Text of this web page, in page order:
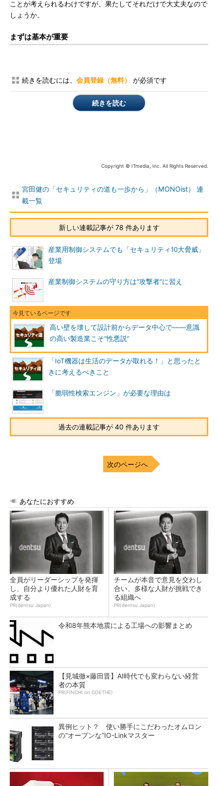
ことが考えられるわけですが、果たしてそれだけで大丈夫なので
しょうか。
まずは基本が重要
続きを読むには、 会員登録（無料） が必須です
続きを読む
Copyright © ITmedia, Inc. All Rights Reserved.
宮田健の「セキュリティの道も一歩から」（MONOist） 連
載一覧
新しい連載記事が 78 件あります
産業用制御システムでも「セキュリティ10大脅威」
登場
産業制御システムの守り方は“攻撃者”に習え
高い壁を壊して設計前からデータ中心で――意識
の高い製造業こそ“性悪説”
「IoT機器は生活のデータが取れる！」と思ったと
きに考えるべきこと
「脆弱性検索エンジン」が必要な理由は
過去の連載記事が 40 件あります
次のページへ
あなたにおすすめ
全員がリーダーシップを発揮
し、自分より優れた人財を育
成する
PR(dentsu Japan)
チームが本音で意見を交わし
合い、多様な人財が挑戦でき
る組織へ
PR(dentsu Japan)
令和8年熊本地震による工場への影響まとめ
【見城徹×藤田晋】AI時代でも変わらない経営
者の本質
PR(FINCHI on GOETHE)
異例ヒット？ 使い勝手にこだわったオムロン
の“オープンな”IO-Linkマスター